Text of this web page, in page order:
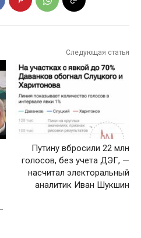
Следующая статья
Путину вбросили 22 млн
голосов, без учета ДЭГ, —
насчитал электоральный
аналитик Иван Шукшин